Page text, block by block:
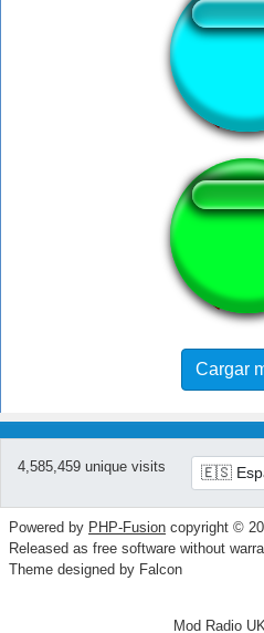
Cargar
4,585,459 unique visits
Powered by PHP-Fusion copyright ©
Released as free software without
Theme designed by Falcon
Mod Radio